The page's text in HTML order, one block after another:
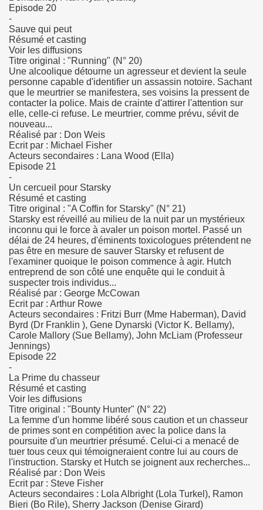
Episode 20
-
Sauve qui peut
Résumé et casting
Voir les diffusions
Titre original : "Running" (N° 20)
Une alcoolique détourne un agresseur et devient la seule
personne capable d'identifier un assassin notoire. Sachant
que le meurtrier se manifestera, ses voisins la pressent de
contacter la police. Mais de crainte d'attirer l'attention sur
elle, celle-ci refuse. Le meurtrier, comme prévu, sévit de
nouveau...
Réalisé par : Don Weis
Ecrit par : Michael Fisher
Acteurs secondaires : Lana Wood (Ella)
Episode 21
-
Un cercueil pour Starsky
Résumé et casting
Titre original : "A Coffin for Starsky" (N° 21)
Starsky est réveillé au milieu de la nuit par un mystérieux
inconnu qui le force à avaler un poison mortel. Passé un
délai de 24 heures, d'éminents toxicologues prétendent ne
pas être en mesure de sauver Starsky et refusent de
l'examiner quoique le poison commence à agir. Hutch
entreprend de son côté une enquête qui le conduit à
suspecter trois individus...
Réalisé par : George McCowan
Ecrit par : Arthur Rowe
Acteurs secondaires : Fritzi Burr (Mme Haberman), David
Byrd (Dr Franklin ), Gene Dynarski (Victor K. Bellamy),
Carole Mallory (Sue Bellamy), John McLiam (Professeur
Jennings)
Episode 22
-
La Prime du chasseur
Résumé et casting
Voir les diffusions
Titre original : "Bounty Hunter" (N° 22)
La femme d'un homme libéré sous caution et un chasseur
de primes sont en compétition avec la police dans la
poursuite d'un meurtrier présumé. Celui-ci a menacé de
tuer tous ceux qui témoigneraient contre lui au cours de
l'instruction. Starsky et Hutch se joignent aux recherches...
Réalisé par : Don Weis
Ecrit par : Steve Fisher
Acteurs secondaires : Lola Albright (Lola Turkel), Ramon
Bieri (Bo Rile), Sherry Jackson (Denise Girard)